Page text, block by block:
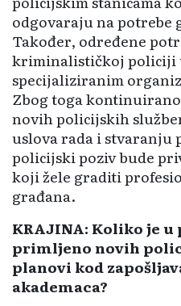
odgovaraju na potrebe
Također, određene
kriminalističkoj policiji
specijaliziranim
Zbog toga
novih policijskih
uslova rada i stvaranju
policijski poziv bude
koji žele graditi
građana.
KRAJINA: Koliko je
primljeno novih
planovi kod
akademaca?